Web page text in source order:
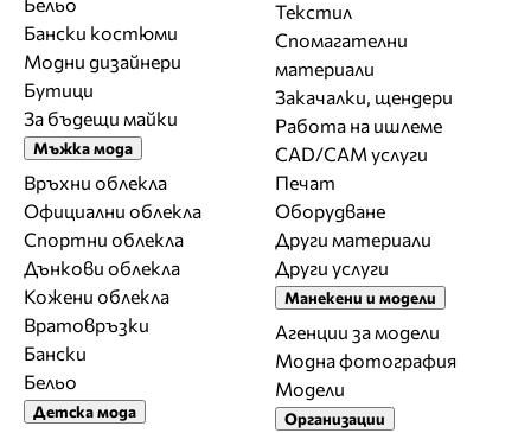
Бански костюми
Модни дизайнери
Бутици
За бъдещи майки
Мъжка мода
Връхни облекла
Официални облекла
Спортни облекла
Дънкови облекла
Кожени облекла
Вратовръзки
Бански
Бельо
Детска мода
Текстил
Спомагателни
материали
Закачалки, щендери
Работа на ишлеме
CAD/CAM услуги
Печат
Оборудване
Други материали
Други услуги
Манекени и модели
Агенции за модели
Модна фотография
Модели
Организации